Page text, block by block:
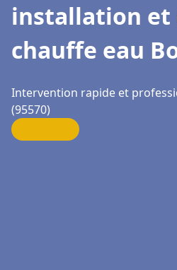
installation et
chauffe eau
Intervention rapide et
(95570)